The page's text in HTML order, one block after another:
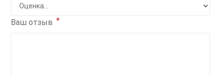
Ваш отзыв *